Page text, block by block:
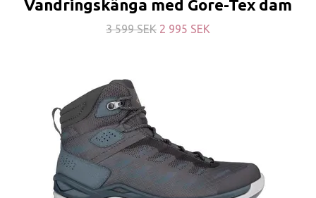
Vandringskänga med Gore-Tex dam
3 599 SEK 2 995 SEK